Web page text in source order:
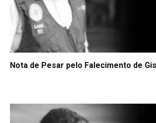
Nota de Pesar pelo Falecimento de